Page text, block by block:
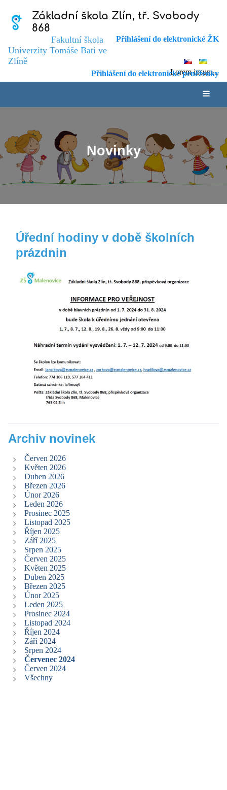
Základní škola Zlín, tř. Svobody
868
Přihlášení do elektronické ŽK
Lorem ipsum...
Fakultní škola
Univerzity Tomáše Bati ve
Zlíně
Přihlášení do elektronické peněženky
Novinky
Úřední hodiny v době školních
prázdnin
Archiv novinek
Červen 2026
Květen 2026
Duben 2026
Březen 2026
Únor 2026
Leden 2026
Prosinec 2025
Listopad 2025
Říjen 2025
Září 2025
Srpen 2025
Červen 2025
Květen 2025
Duben 2025
Březen 2025
Únor 2025
Leden 2025
Prosinec 2024
Listopad 2024
Říjen 2024
Září 2024
Srpen 2024
Červenec 2024
Červen 2024
Všechny